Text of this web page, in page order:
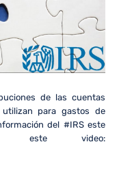
de las cuentas
para gastos de
del #IRS este
con este video: